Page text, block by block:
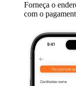
Forneça o
com o